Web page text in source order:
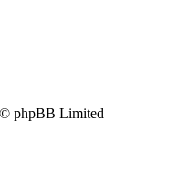
phpBB Limited